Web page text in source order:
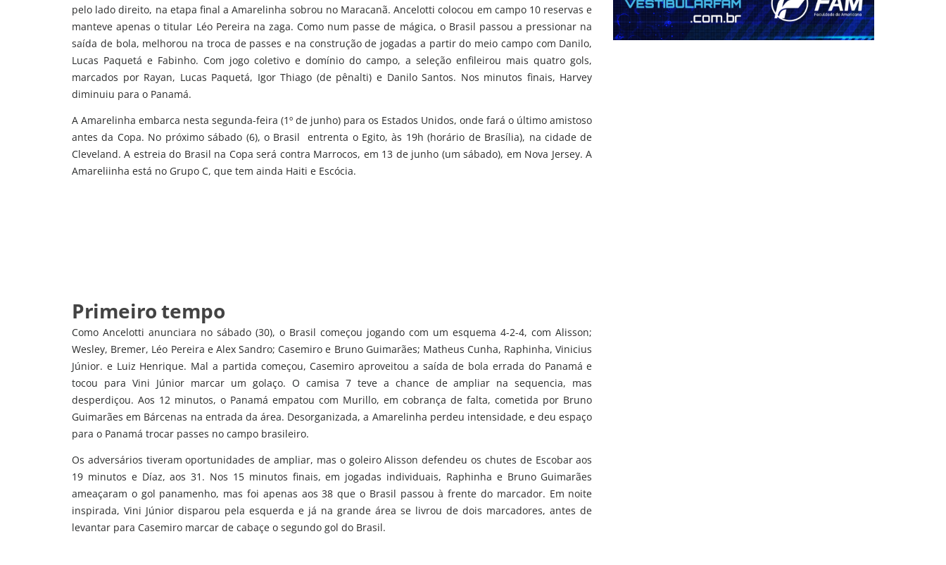
pelo lado direito, na etapa final a Amarelinha sobrou no Maracanã. Ancelotti colocou em campo 10 reservas e
manteve apenas o titular Léo Pereira na zaga. Como num passe de mágica, o Brasil passou a pressionar na
saída de bola, melhorou na troca de passes e na construção de jogadas a partir do meio campo com Danilo,
Lucas Paquetá e Fabinho. Com jogo coletivo e domínio do campo, a seleção enfileirou mais quatro gols,
marcados por Rayan, Lucas Paquetá, Igor Thiago (de pênalti) e Danilo Santos. Nos minutos finais, Harvey
diminuiu para o Panamá.
A Amarelinha embarca nesta segunda-feira (1º de junho) para os Estados Unidos, onde fará o último amistoso
antes da Copa. No próximo sábado (6), o Brasil entrenta o Egito, às 19h (horário de Brasília), na cidade de
Cleveland. A estreia do Brasil na Copa será contra Marrocos, em 13 de junho (um sábado), em Nova Jersey. A
Amareliinha está no Grupo C, que tem ainda Haiti e Escócia.
Primeiro tempo
Como Ancelotti anunciara no sábado (30), o Brasil começou jogando com um esquema 4-2-4, com Alisson;
Wesley, Bremer, Léo Pereira e Alex Sandro; Casemiro e Bruno Guimarães; Matheus Cunha, Raphinha, Vinicius
Júnior. e Luiz Henrique. Mal a partida começou, Casemiro aproveitou a saída de bola errada do Panamá e
tocou para Vini Júnior marcar um golaço. O camisa 7 teve a chance de ampliar na sequencia, mas
desperdiçou. Aos 12 minutos, o Panamá empatou com Murillo, em cobrança de falta, cometida por Bruno
Guimarães em Bárcenas na entrada da área. Desorganizada, a Amarelinha perdeu intensidade, e deu espaço
para o Panamá trocar passes no campo brasileiro.
Os adversários tiveram oportunidades de ampliar, mas o goleiro Alisson defendeu os chutes de Escobar aos
19 minutos e Díaz, aos 31. Nos 15 minutos finais, em jogadas individuais, Raphinha e Bruno Guimarães
ameaçaram o gol panamenho, mas foi apenas aos 38 que o Brasil passou à frente do marcador. Em noite
inspirada, Vini Júnior disparou pela esquerda e já na grande área se livrou de dois marcadores, antes de
levantar para Casemiro marcar de cabaçe o segundo gol do Brasil.